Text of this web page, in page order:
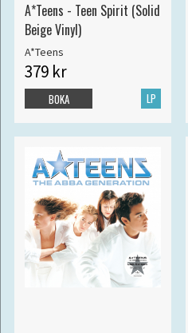
A*Teens - Teen Spirit (Solid
Beige Vinyl)
A*Teens
379 kr
LP
BOKA